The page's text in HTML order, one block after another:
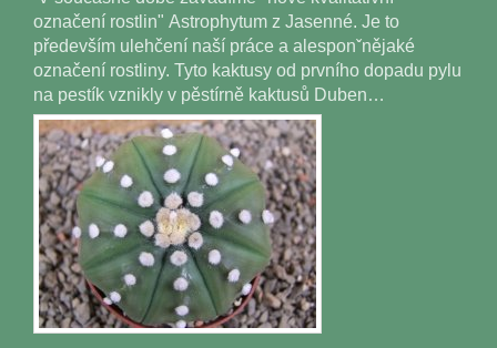
označení rostlin" Astrophytum z Jasenné. Je to
především ulehčení naší práce a alesponˇnějaké
označení rostliny. Tyto kaktusy od prvního dopadu pylu
na pestík vznikly v pěstírně kaktusů Duben…